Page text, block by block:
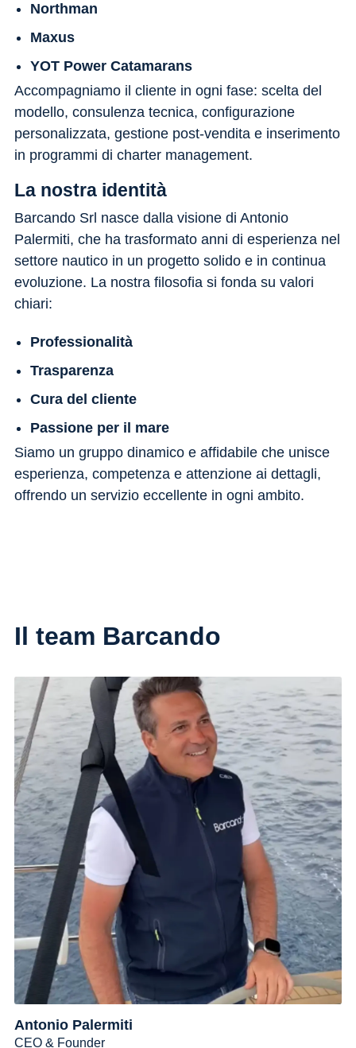
Northman
Maxus
YOT Power Catamarans
Accompagniamo il cliente in ogni fase: scelta del
modello, consulenza tecnica, configurazione
personalizzata, gestione post-vendita e inserimento
in programmi di charter management.
La nostra identità
Barcando Srl nasce dalla visione di Antonio
Palermiti, che ha trasformato anni di esperienza nel
settore nautico in un progetto solido e in continua
evoluzione. La nostra filosofia si fonda su valori
chiari:
Professionalità
Trasparenza
Cura del cliente
Passione per il mare
Siamo un gruppo dinamico e affidabile che unisce
esperienza, competenza e attenzione ai dettagli,
offrendo un servizio eccellente in ogni ambito.
Il team Barcando
Antonio Palermiti
CEO & Founder